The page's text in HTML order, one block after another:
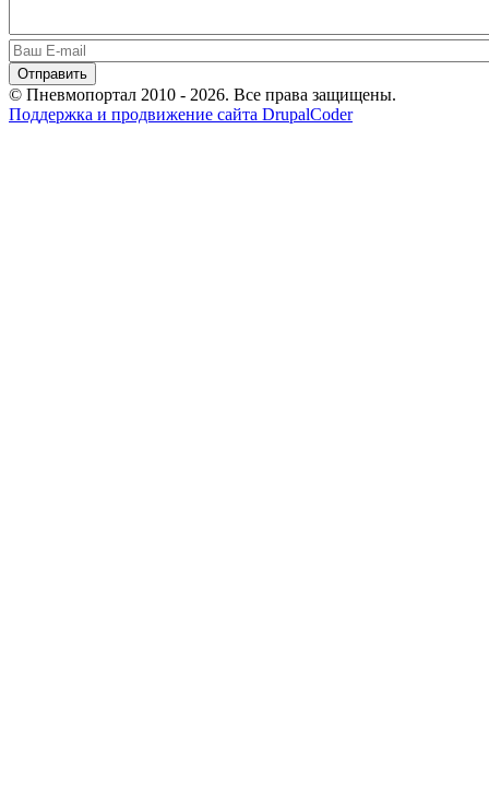
© Пневмопортал 2010 - 2026. Все права защищены.
Поддержка и продвижение сайта DrupalCoder